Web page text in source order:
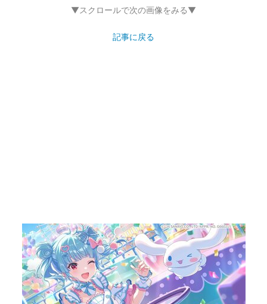
▼スクロールで次の画像をみる▼
記事に戻る